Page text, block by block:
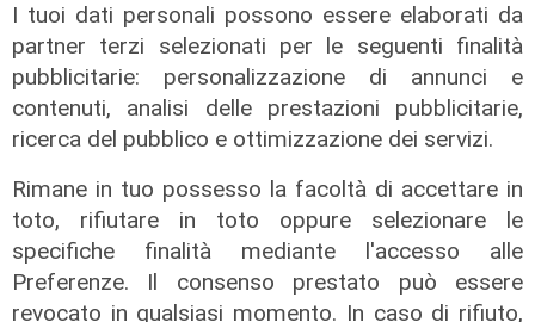
I tuoi dati personali possono essere elaborati da
partner terzi selezionati per le seguenti finalità
pubblicitarie: personalizzazione di annunci e
contenuti, analisi delle prestazioni pubblicitarie,
ricerca del pubblico e ottimizzazione dei servizi.
Rimane in tuo possesso la facoltà di accettare in
toto, rifiutare in toto oppure selezionare le
specifiche finalità mediante l'accesso alle
Preferenze. Il consenso prestato può essere
revocato in qualsiasi momento. In caso di rifiuto,
Contesa Preziosi - Genoa, il
Tribunale di Milano dà ragione all'ex
patron rossoblù
06/08/2026